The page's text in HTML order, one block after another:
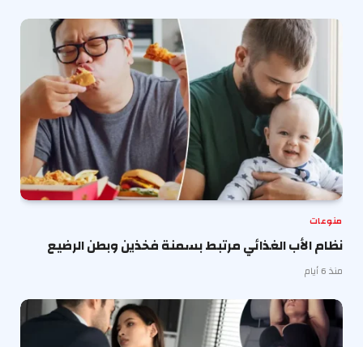
منوعات
نظام الأب الغذائي مرتبط بسمنة فخذين وبطن الرضيع
منذ 6 أيام